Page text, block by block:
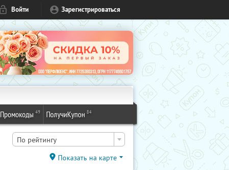
Войти Зарегистрироваться
Промокоды 49 ПолучиКупон 84
По рейтингу
Показать на карте